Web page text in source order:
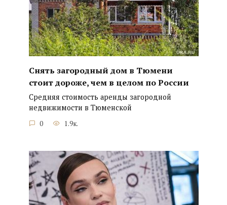
Снять загородный дом в Тюмени
стоит дороже, чем в целом по России
Средняя стоимость аренды загородной
недвижимости в Тюменской
0 1.9к.